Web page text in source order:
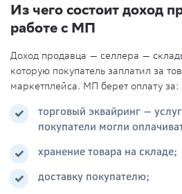
Из чего состоит доход
работе c МП
Доход продавца — селлера —
которую покупатель заплатил за
маркетплейса. МП берет оплату за:
торговый эквайринг —
покупатели могли
хранение товара на складе;
доставку покупателю;